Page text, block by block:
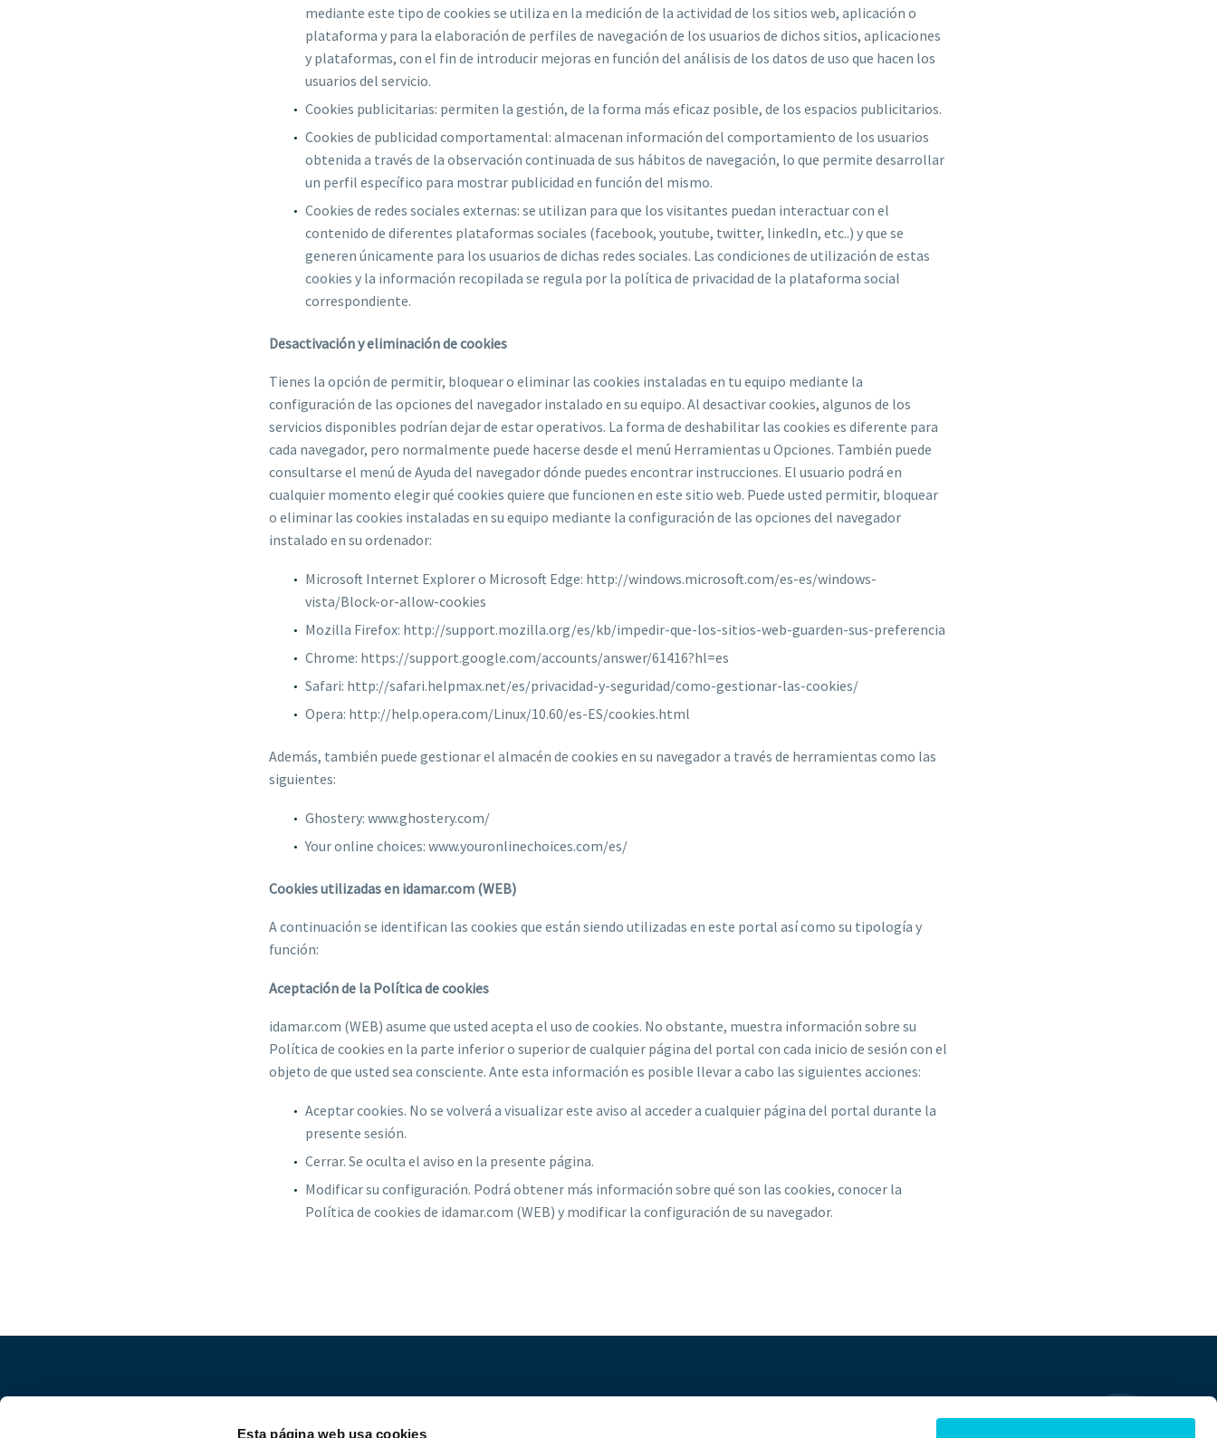
Esta página web usa cookies
mediante este tipo de cookies se utiliza en la medición de la actividad de los sitios web, aplicación o
plataforma y para la elaboración de perfiles de navegación de los usuarios de dichos sitios, aplicaciones
y plataformas, con el fin de introducir mejoras en función del análisis de los datos de uso que hacen los
usuarios del servicio.
Cookies publicitarias: permiten la gestión, de la forma más eficaz posible, de los espacios publicitarios.
Cookies de publicidad comportamental: almacenan información del comportamiento de los usuarios
obtenida a través de la observación continuada de sus hábitos de navegación, lo que permite desarrollar
un perfil específico para mostrar publicidad en función del mismo.
Cookies de redes sociales externas: se utilizan para que los visitantes puedan interactuar con el
contenido de diferentes plataformas sociales (facebook, youtube, twitter, linkedIn, etc..) y que se
generen únicamente para los usuarios de dichas redes sociales. Las condiciones de utilización de estas
cookies y la información recopilada se regula por la política de privacidad de la plataforma social
correspondiente.
Desactivación y eliminación de cookies
Tienes la opción de permitir, bloquear o eliminar las cookies instaladas en tu equipo mediante la
configuración de las opciones del navegador instalado en su equipo. Al desactivar cookies, algunos de los
servicios disponibles podrían dejar de estar operativos. La forma de deshabilitar las cookies es diferente para
cada navegador, pero normalmente puede hacerse desde el menú Herramientas u Opciones. También puede
consultarse el menú de Ayuda del navegador dónde puedes encontrar instrucciones. El usuario podrá en
cualquier momento elegir qué cookies quiere que funcionen en este sitio web. Puede usted permitir, bloquear
o eliminar las cookies instaladas en su equipo mediante la configuración de las opciones del navegador
instalado en su ordenador:
Microsoft Internet Explorer o Microsoft Edge: http://windows.microsoft.com/es-es/windows-
vista/Block-or-allow-cookies
Mozilla Firefox: http://support.mozilla.org/es/kb/impedir-que-los-sitios-web-guarden-sus-preferencia
Chrome: https://support.google.com/accounts/answer/61416?hl=es
Safari: http://safari.helpmax.net/es/privacidad-y-seguridad/como-gestionar-las-cookies/
Opera: http://help.opera.com/Linux/10.60/es-ES/cookies.html
Además, también puede gestionar el almacén de cookies en su navegador a través de herramientas como las
siguientes:
Ghostery: www.ghostery.com/
Your online choices: www.youronlinechoices.com/es/
Cookies utilizadas en idamar.com (WEB)
A continuación se identifican las cookies que están siendo utilizadas en este portal así como su tipología y
función:
Aceptación de la Política de cookies
idamar.com (WEB) asume que usted acepta el uso de cookies. No obstante, muestra información sobre su
Política de cookies en la parte inferior o superior de cualquier página del portal con cada inicio de sesión con el
objeto de que usted sea consciente. Ante esta información es posible llevar a cabo las siguientes acciones:
Aceptar cookies. No se volverá a visualizar este aviso al acceder a cualquier página del portal durante la
presente sesión.
Cerrar. Se oculta el aviso en la presente página.
Modificar su configuración. Podrá obtener más información sobre qué son las cookies, conocer la
Política de cookies de idamar.com (WEB) y modificar la configuración de su navegador.
Legales
Contacto